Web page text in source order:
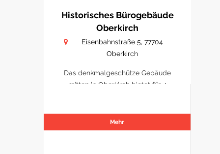
Historisches Bürogebäude
Oberkirch
Eisenbahnstraße 5, 77704
Oberkirch
Das denkmalgeschütze Gebäude
mitten in Oberkirch bietet für 4
Mehr